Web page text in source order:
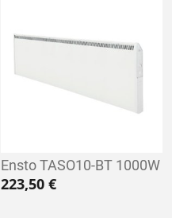
Ensto TASO10-BT 1000W
223,50€